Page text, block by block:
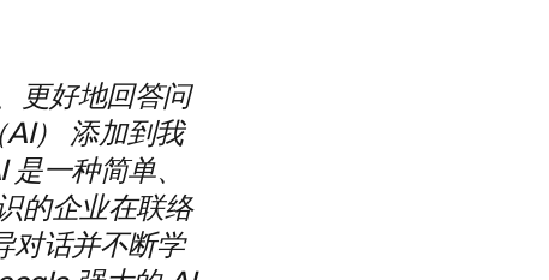
更好地回答问
） 添加到我
一种简单、
的企业在联络
对话并不断学